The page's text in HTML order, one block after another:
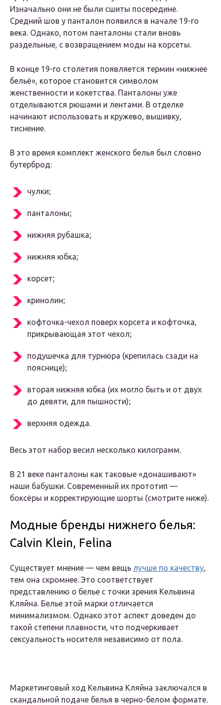
Изначально они не были сшиты посередине.
Средний шов у панталон появился в начале 19-го
века. Однако, потом панталоны стали вновь
раздельные, с возвращением моды на корсеты.
В конце 19-го столетия появляется термин «нижнее
бельё», которое становится символом
женственности и кокетства. Панталоны уже
отделываются рюшами и лентами. В отделке
начинают использовать и кружево, вышивку,
тиснение.
В это время комплект женского белья был словно
бутерброд:
чулки;
панталоны;
нижняя рубашка;
нижняя юбка;
корсет;
кринолин;
кофточка-чехол поверх корсета и кофточка,
прикрывающая этот чехол;
подушечка для турнюра (крепилась сзади на
пояснице);
вторая нижняя юбка (их могло быть и от двух
до девяти, для пышности);
верхняя одежда.
Весь этот набор весил несколько килограмм.
В 21 веке панталоны как таковые «донашивают»
наши бабушки. Современный их прототип —
боксёры и корректирующие шорты (смотрите ниже).
Модные бренды нижнего белья:
Calvin Klein, Felina
Существует мнение — чем вещь лучше по качеству,
тем она скромнее. Это соответствует
представлению о белье с точки зрения Кельвина
Кляйна. Белье этой марки отличается
минимализмом. Однако этот аспект доведен до
такой степени плавности, что подчеркивает
сексуальность носителя независимо от пола.
Маркетинговый ход Кельвина Кляйна заключался в
скандальной подаче белья в черно-белом формате.